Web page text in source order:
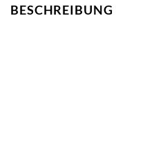
BESCHREIBUNG